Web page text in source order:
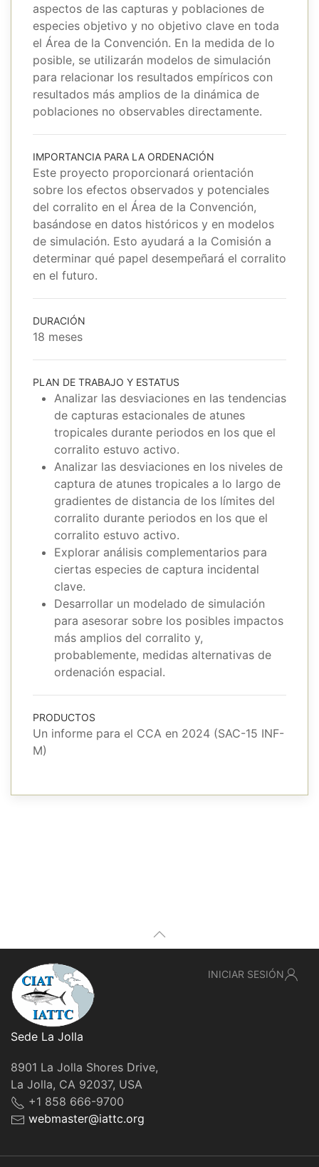
aspectos de las capturas y poblaciones de
especies objetivo y no objetivo clave en toda
el Área de la Convención. En la medida de lo
posible, se utilizarán modelos de simulación
para relacionar los resultados empíricos con
resultados más amplios de la dinámica de
poblaciones no observables directamente.
IMPORTANCIA PARA LA ORDENACIÓN
Este proyecto proporcionará orientación
sobre los efectos observados y potenciales
del corralito en el Área de la Convención,
basándose en datos históricos y en modelos
de simulación. Esto ayudará a la Comisión a
determinar qué papel desempeñará el corralito
en el futuro.
DURACIÓN
18 meses
PLAN DE TRABAJO Y ESTATUS
Analizar las desviaciones en las tendencias
de capturas estacionales de atunes
tropicales durante periodos en los que el
corralito estuvo activo.
Analizar las desviaciones en los niveles de
captura de atunes tropicales a lo largo de
gradientes de distancia de los límites del
corralito durante periodos en los que el
corralito estuvo activo.
Explorar análisis complementarios para
ciertas especies de captura incidental
clave.
Desarrollar un modelado de simulación
para asesorar sobre los posibles impactos
más amplios del corralito y,
probablemente, medidas alternativas de
ordenación espacial.
PRODUCTOS
Un informe para el CCA en 2024 (SAC-15 INF-
M)
Sede La Jolla
8901 La Jolla Shores Drive,
La Jolla, CA 92037, USA
+1 858 666-9700
webmaster@iattc.org
INICIAR SESIÓN